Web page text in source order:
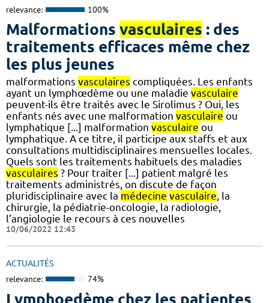
relevance: 100%
Malformations vasculaires : des
traitements efficaces même chez
les plus jeunes
malformations vasculaires compliquées. Les enfants
ayant un lymphœdème ou une maladie vasculaire
peuvent-ils être traités avec le Sirolimus ? Oui, les
enfants nés avec une malformation vasculaire ou
lymphatique [...] malformation vasculaire ou
lymphatique. A ce titre, il participe aux staffs et aux
consultations multidisciplinaires mensuelles locales.
Quels sont les traitements habituels des maladies
vasculaires ? Pour traiter [...] patient malgré les
traitements administrés, on discute de façon
pluridisciplinaire avec la médecine vasculaire, la
chirurgie, la pédiatrie-oncologie, la radiologie,
l’angiologie le recours à ces nouvelles
10/06/2022 12:43
ACTUALITÉS
relevance: 74%
Lymphoedème chez les patientes